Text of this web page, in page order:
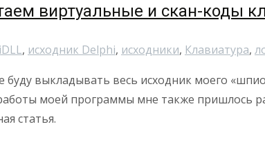
виртуальные и скан-коды
DLL, исходник Delphi, исходники, Клавиатура,
выкладывать весь исходник моего
моей программы мне также пришлось
статья.